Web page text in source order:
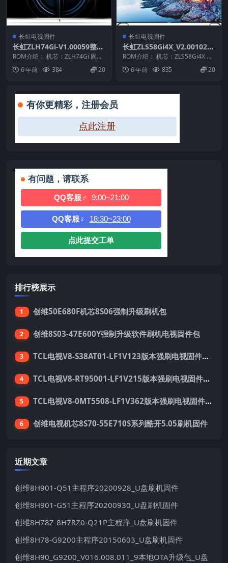
长虹电视固件
长虹ZLH74Gi-V1.00059整机
原厂刷机固件下载
ROM介绍： 机芯：ZLH74Gi 固件
版本：V1.00059 适用机型：请以
机...6 年前 384 20
长虹电视固件
长虹ZLS58Gi4X_V2.00102版
本USB整机软件刷机固件下载
ROM介绍： 机芯：ZLS58Gi4X 固
件版本：V2.00102 适用机型：
请...6 年前 835 20
有你更精彩，注册会员
点此注册
有问题，请联系
QQ客服♂ 9:00~21:00
QQ客服♀ 18:30~23:00
点此提交工单
排行榜展示
1 创维50E680F机芯8S06强制升级刷机包
2 创维8S03-47E600Y强制升级软件刷机电视固件包
3 TCL电视V8-S38AT01-LF1V123版本强刷电视固件包下载
4 TCL电视V8-RT95001-LF1V215版本强刷电视固件包下载
5 TCL电视V8-0MT5508-LF1V362版本强刷电视固件包下载
6 创维电视机芯8S70-55E710S系列酷开5.05刷机固件
近期文章
创维8H901-Q51主程序20200928_U盘刷机固件
创维8H901-G51主程序20200930_U盘刷机固件
创维8H78Z-8H78Z0-Q21P主程序_U盘刷机固件
创维8H78-G9200主程序20150603_U盘刷机固件
创维8H90_G9200_V016.008.011_9本地OTA升级包_U盘